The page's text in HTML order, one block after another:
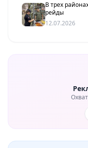
В трех
рейды
12.07.2026